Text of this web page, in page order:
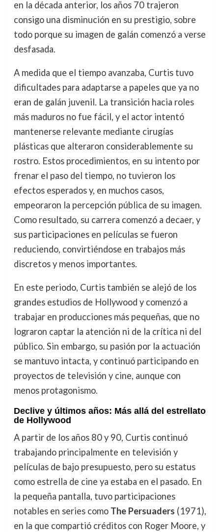
en la década anterior, los años 70 trajeron
consigo una disminución en su prestigio, sobre
todo porque su imagen de galán comenzó a verse
desfasada.
A medida que el tiempo avanzaba, Curtis tuvo
dificultades para adaptarse a papeles que ya no
eran de galán juvenil. La transición hacia roles
más maduros no fue fácil, y el actor intentó
mantenerse relevante mediante cirugías
plásticas que alteraron considerablemente su
rostro. Estos procedimientos, en su intento por
frenar el paso del tiempo, no tuvieron los
efectos esperados y, en muchos casos,
empeoraron la percepción pública de su imagen.
Como resultado, su carrera comenzó a decaer, y
sus participaciones en películas se fueron
reduciendo, convirtiéndose en trabajos más
discretos y menos importantes.
En este periodo, Curtis también se alejó de los
grandes estudios de Hollywood y comenzó a
trabajar en producciones más pequeñas, que no
lograron captar la atención ni de la crítica ni del
público. Sin embargo, su pasión por la actuación
se mantuvo intacta, y continuó participando en
proyectos de televisión y cine, aunque con
menos protagonismo.
Declive y últimos años: Más allá del estrellato
de Hollywood
A partir de los años 80 y 90, Curtis continuó
trabajando principalmente en televisión y
películas de bajo presupuesto, pero su estatus
como estrella de cine ya estaba en el pasado. En
la pequeña pantalla, tuvo participaciones
notables en series como The Persuaders (1971),
en la que compartió créditos con Roger Moore, y